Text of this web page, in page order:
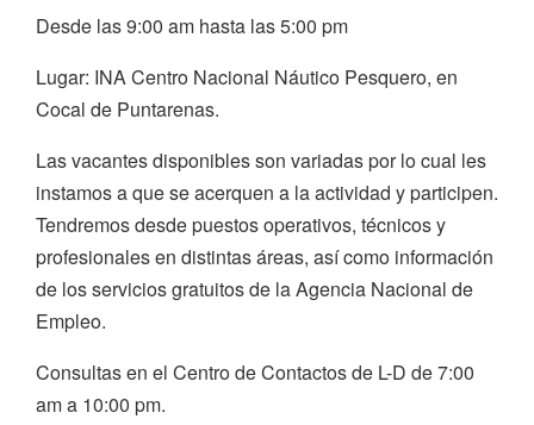
Desde las 9:00 am hasta las 5:00 pm
Lugar: INA Centro Nacional Náutico Pesquero, en
Cocal de Puntarenas.
Las vacantes disponibles son variadas por lo cual les
instamos a que se acerquen a la actividad y participen.
Tendremos desde puestos operativos, técnicos y
profesionales en distintas áreas, así como información
de los servicios gratuitos de la Agencia Nacional de
Empleo.
Consultas en el Centro de Contactos de L-D de 7:00
am a 10:00 pm.